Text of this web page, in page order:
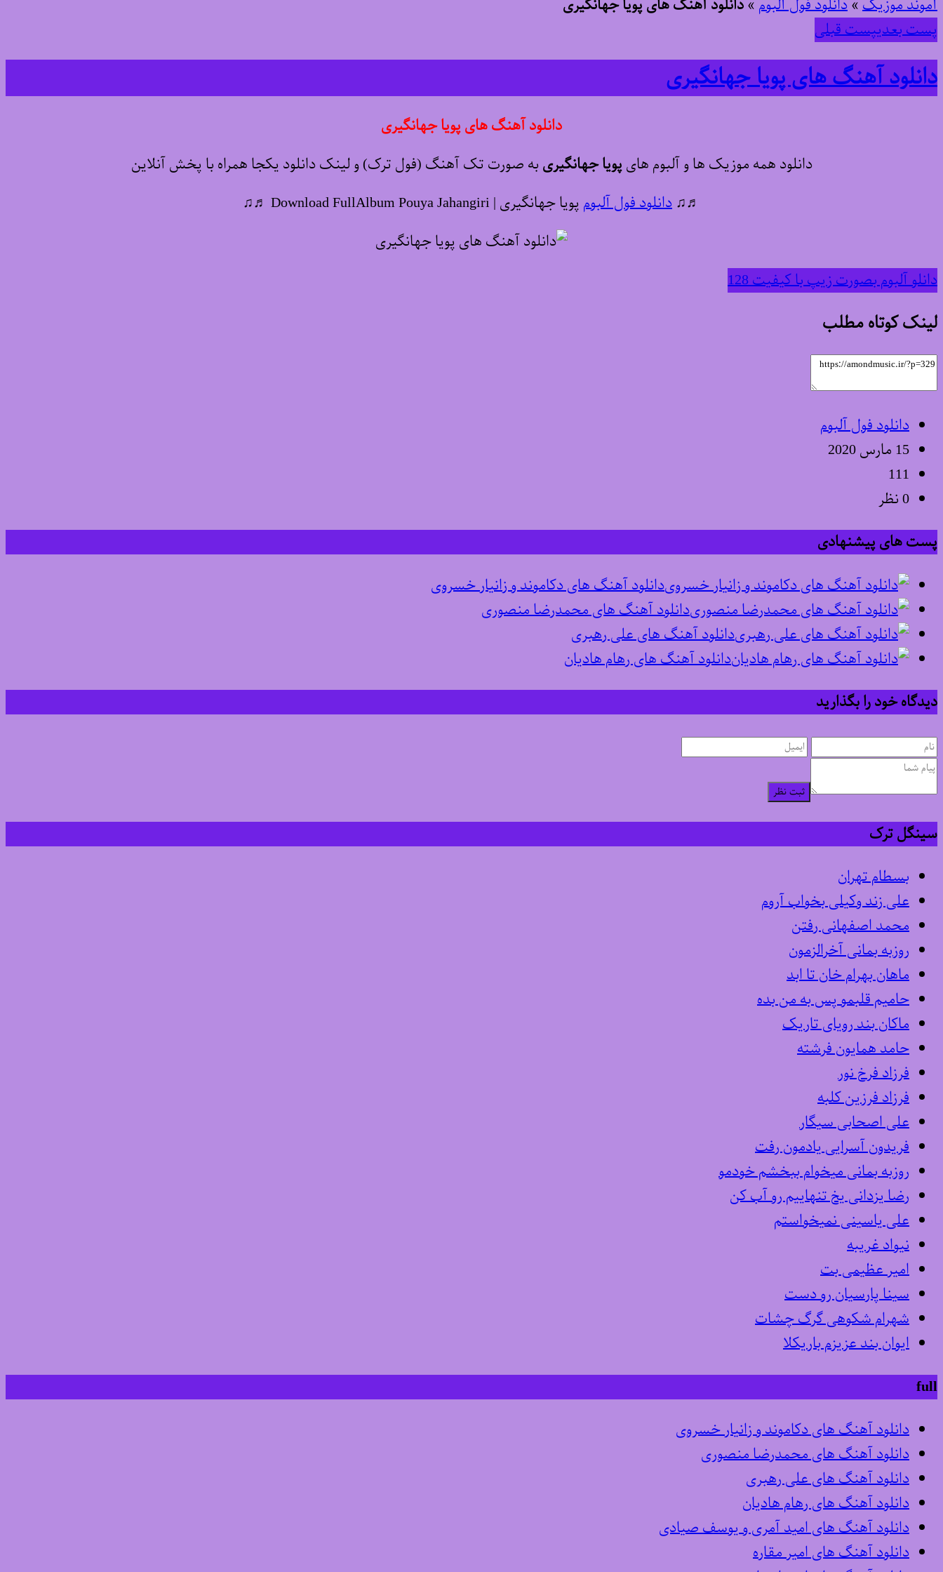
آموند موزیک»دانلود فول آلبوم »دانلود آهنگ های پویا جهانگیری
پست بعدیپست قبلی
دانلود آهنگ های پویا جهانگیری
دانلود آهنگ های پویا جهانگیری
دانلود همه موزیک ها و آلبوم هایپویا جهانگیری به صورت تک آهنگ (فول ترک) و لینک دانلود یکجا همراه با پخش آنلاین
♬♫ دانلود فول آلبوم پویا جهانگیری | Download FullAlbum Pouya Jahangiri ♬♫
دانلو آلبوم بصورت زیپ با کیفیت 128
لینک کوتاه مطلب
دانلود فول آلبوم
15 مارس 2020
111
0 نظر
پست های پیشنهادی
دانلود آهنگ های دکاموند و زانیار خسروی
دانلود آهنگ های محمدرضا منصوری
دانلود آهنگ های علی رهبری
دانلود آهنگ های رهام هادیان
دیدگاه خود را بگذارید
ثبت نظر
سینگل ترک
بسطام تهران
علی زند وکیلی بخواب آروم
محمد اصفهانی رفتن
روزبه بمانی آخرالزمون
ماهان بهرام خان تا ابد
حامیم قلبمو پس به من بده
ماکان بند رویای تاریک
حامد همایون فرشته
فرزاد فرخ نور
فرزاد فرزین کلبه
علی اصحابی سیگار
فریدون آسرایی یادمون رفت
روزبه بمانی میخوام ببخشم خودمو
رضا یزدانی یخ تنهاییم رو آب کن
علی یاسینی نمیخواستم
نیواد غریبه
امیر عظیمی بت
سینا پارسیان رو دست
شهرام شکوهی گرگ چشات
ایوان بند عزیزم باریکلا
full
دانلود آهنگ های دکاموند و زانیار خسروی
دانلود آهنگ های محمدرضا منصوری
دانلود آهنگ های علی رهبری
دانلود آهنگ های رهام هادیان
دانلود آهنگ های امید آمری و یوسف صیادی
دانلود آهنگ های امیر مقاره